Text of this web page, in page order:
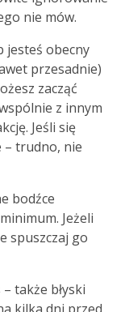
nie mów.
jesteś obecny
przesadnie)
zacząć
z innym
Jeśli się
– trudno, nie
bodźce
Jeżeli
spuszczaj go
także błyski